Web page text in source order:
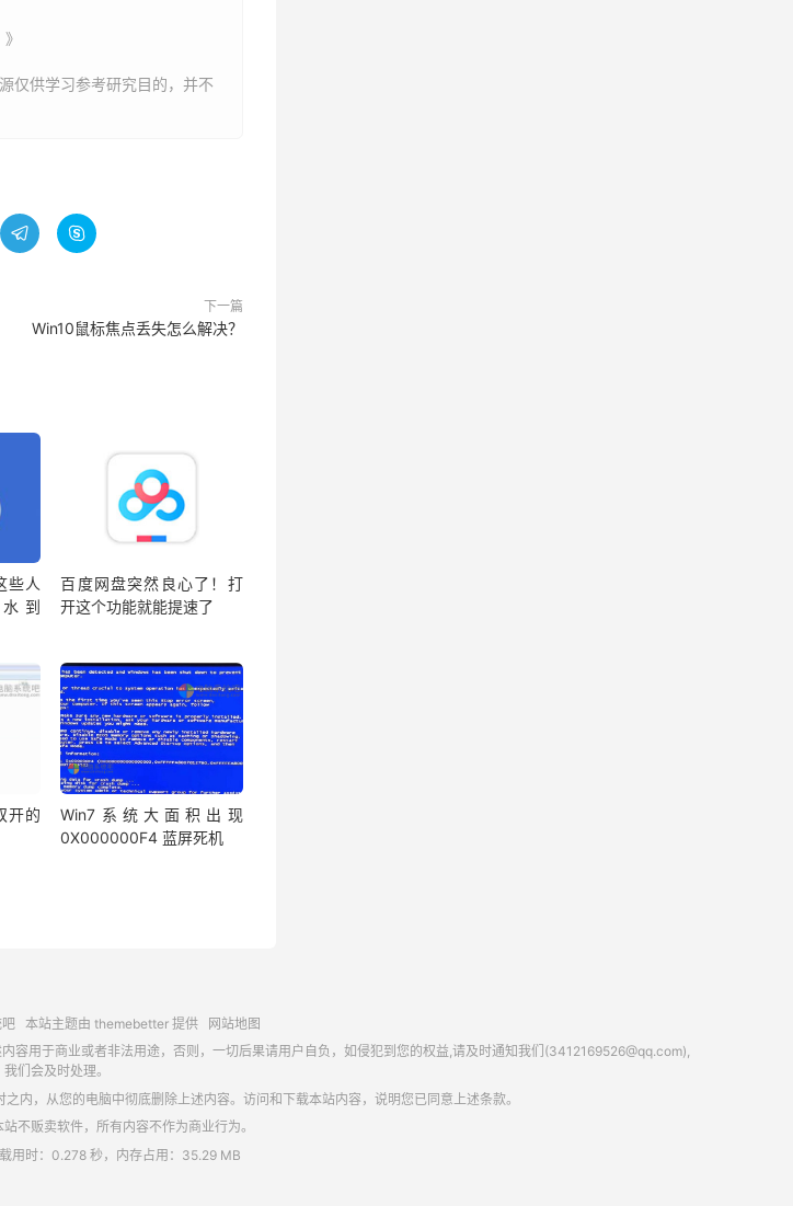
仅供学习参考研究目的，并不
 
下一篇
Win10鼠标焦点丢失怎么解决？
些人
到
百度网盘突然良心了！打
开这个功能就能提速了
开的
Win7系统大面积出现
0X000000F4 蓝屏死机
本站主题由 themebetter提供
网站地图
用于商业或者非法用途，否则，一切后果请用户自负，如侵犯到您的权益,请及时通知我们(3412169526@qq.com),
我们会及时处理。
内，从您的电脑中彻底删除上述内容。访问和下载本站内容，说明您已同意上述条款。
不贩卖软件，所有内容不作为商业行为。
用时：0.278 秒，内存占用：35.29 MB